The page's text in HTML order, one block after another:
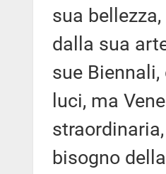
sua
dalla sua
sue
luci, ma
bisogno